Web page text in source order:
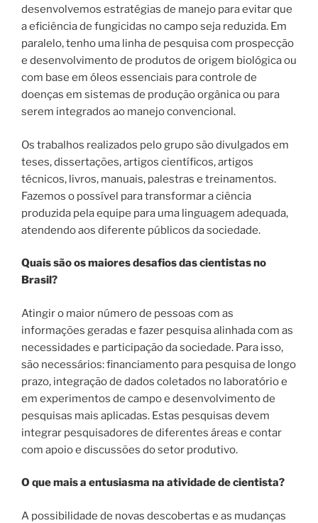
desenvolvemos estratégias de manejo para evitar que
a eficiência de fungicidas no campo seja reduzida. Em
paralelo, tenho uma linha de pesquisa com prospecção
e desenvolvimento de produtos de origem biológica ou
com base em óleos essenciais para controle de
doenças em sistemas de produção orgânica ou para
serem integrados ao manejo convencional.
Os trabalhos realizados pelo grupo são divulgados em
teses, dissertações, artigos científicos, artigos
técnicos, livros, manuais, palestras e treinamentos.
Fazemos o possível para transformar a ciência
produzida pela equipe para uma linguagem adequada,
atendendo aos diferente públicos da sociedade.
Quais são os maiores desafios das cientistas no
Brasil?
Atingir o maior número de pessoas com as
informações geradas e fazer pesquisa alinhada com as
necessidades e participação da sociedade. Para isso,
são necessários: financiamento para pesquisa de longo
prazo, integração de dados coletados no laboratório e
em experimentos de campo e desenvolvimento de
pesquisas mais aplicadas. Estas pesquisas devem
integrar pesquisadores de diferentes áreas e contar
com apoio e discussões do setor produtivo.
O que mais a entusiasma na atividade de cientista?
A possibilidade de novas descobertas e as mudanças